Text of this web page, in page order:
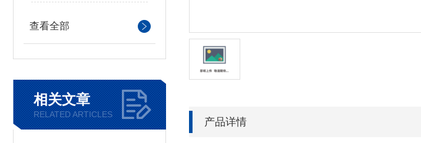
查看全部
相关文章
RELATED ARTICLES
产品详情